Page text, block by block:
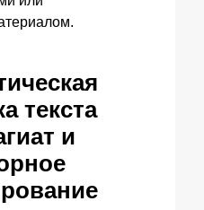
текста
и